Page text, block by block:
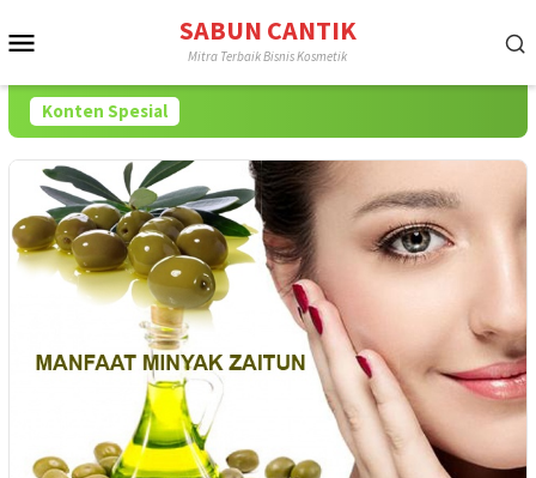
ke
SABUN CANTIK
Mitra Terbaik Bisnis Kosmetik
Konten Spesial